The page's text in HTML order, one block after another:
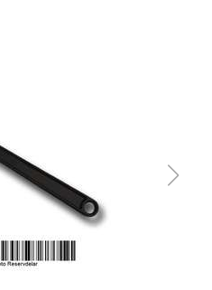
Reservdelar
Sprängskisser